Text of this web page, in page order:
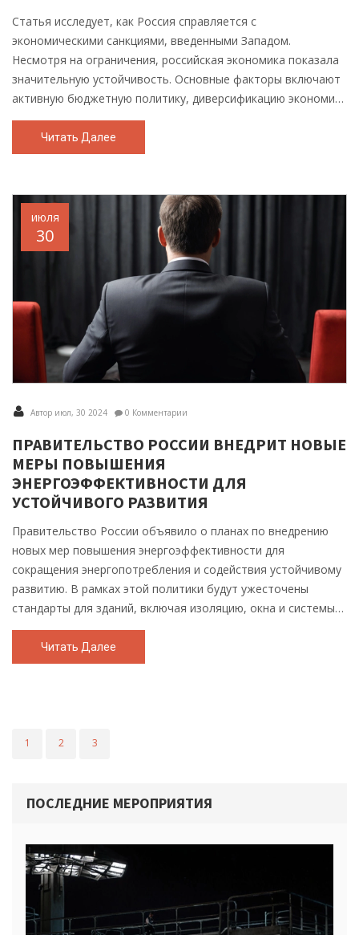
Статья исследует, как Россия справляется с
экономическими санкциями, введенными Западом.
Несмотря на ограничения, российская экономика показала
значительную устойчивость. Основные факторы включают
активную бюджетную политику, диверсификацию экономики
и стратегическое использование валютных резервов.
Читать Далее
июля
30
Автор июл, 30 2024 0 Комментарии
ПРАВИТЕЛЬСТВО РОССИИ ВНЕДРИТ НОВЫЕ
МЕРЫ ПОВЫШЕНИЯ
ЭНЕРГОЭФФЕКТИВНОСТИ ДЛЯ
УСТОЙЧИВОГО РАЗВИТИЯ
Правительство России объявило о планах по внедрению
новых мер повышения энергоэффективности для
сокращения энергопотребления и содействия устойчивому
развитию. В рамках этой политики будут ужесточены
стандарты для зданий, включая изоляцию, окна и системы
отопления.
Читать Далее
1 2 3
ПОСЛЕДНИЕ МЕРОПРИЯТИЯ